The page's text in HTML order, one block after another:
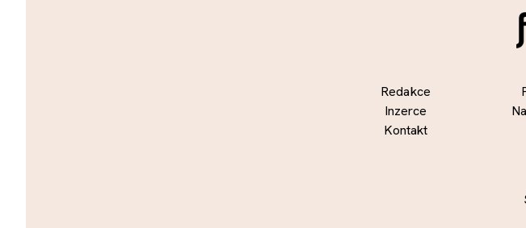
Redakce
Inzerce
Kontakt